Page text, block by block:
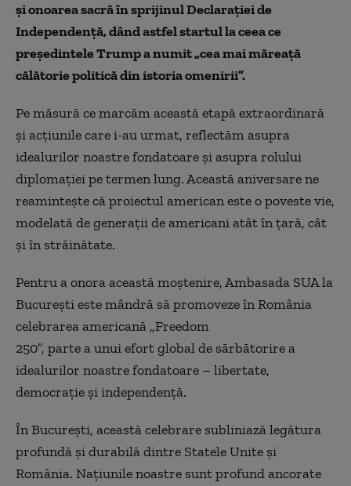
și onoarea sacră în sprijinul Declarației de
Independență, dând astfel startul la ceea ce
președintele Trump a numit „cea mai măreață
călătorie politică din istoria omenirii”.
Pe măsură ce marcăm această etapă extraordinară
și acțiunile care i-au urmat, reflectăm asupra
idealurilor noastre fondatoare și asupra rolului
diplomației pe termen lung. Această aniversare ne
reamintește că proiectul american este o poveste vie,
modelată de generații de americani atât în țară, cât
și în străinătate.
Pentru a onora această moștenire, Ambasada SUA la
București este mândră să promoveze în România
celebrarea americană „Freedom
250”, parte a unui efort global de sărbătorire a
idealurilor noastre fondatoare – libertate,
democrație și independență.
În București, această celebrare subliniază legătura
profundă și durabilă dintre Statele Unite și
România. Națiunile noastre sunt profund ancorate